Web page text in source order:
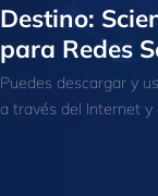
Destino:
para Redes
Puedes descargar y
a través del Internet y